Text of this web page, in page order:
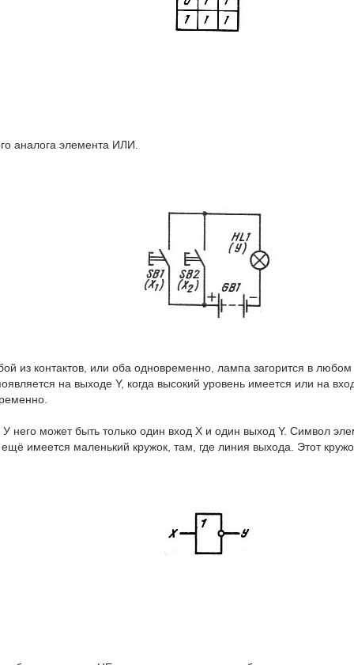
аналога элемента ИЛИ.
из контактов, или оба одновременно, лампа загорится в любом
на выходе Y, когда высокий уровень имеется или на
него может быть только один вход Х и один выход Y. Символ
имеется маленький кружок, там, где линия выхода. Этот